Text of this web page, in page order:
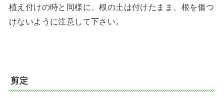
植え付けの時と同様に、根の土は付けたまま、根を傷つ
けないように注意して下さい。
剪定